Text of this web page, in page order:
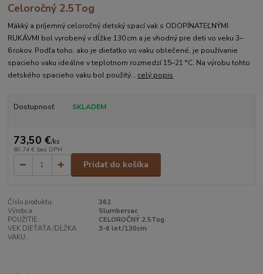
Celoročný 2.5Tog
Mäkký a príjemný celoročný detský spací vak s ODOPÍNATEĽNÝMI
RUKÁVMI bol vyrobený v dĺžke 130 cm a je vhodný pre deti vo veku 3–
6 rokov. Podľa toho, ako je dieťatko vo vaku oblečené, je používanie
spacieho vaku ideálne v teplotnom rozmedzí 15–21 °C. Na výrobu tohto
detského spacieho vaku bol použitý... celý popis
Dostupnosť SKLADEM
73,50 €/ks
60,74 € bez DPH
Pridať do košíka
Číslo produktu:
362
Výrobca:
Slumbersac
POUŽITIE:
CELOROČNÝ 2.5Tog
VEK DIEŤAŤA /DĹŽKA
VAKU:
3-6 let/130cm